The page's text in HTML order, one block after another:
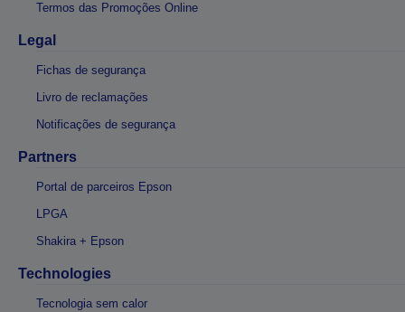
Termos das Promoções Online
Legal
Fichas de segurança
Livro de reclamações
Notificações de segurança
Partners
Portal de parceiros Epson
LPGA
Shakira + Epson
Technologies
Tecnologia sem calor